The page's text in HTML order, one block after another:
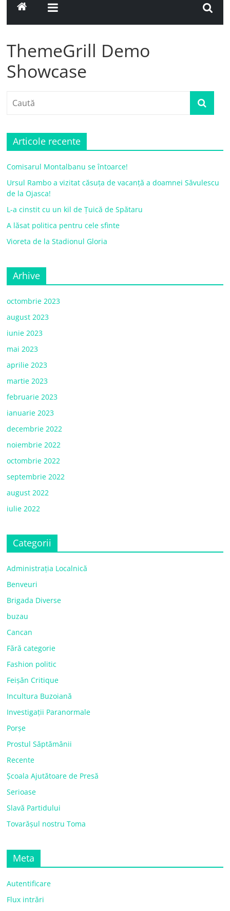
ThemeGrill Demo
Showcase
Articole recente
Comisarul Montalbanu se întoarce!
Ursul Rambo a vizitat căsuța de vacanță a doamnei Săvulescu
de la Ojasca!
L-a cinstit cu un kil de Țuică de Spătaru
A lăsat politica pentru cele sfinte
Vioreta de la Stadionul Gloria
Arhive
octombrie 2023
august 2023
iunie 2023
mai 2023
aprilie 2023
martie 2023
februarie 2023
ianuarie 2023
decembrie 2022
noiembrie 2022
octombrie 2022
septembrie 2022
august 2022
iulie 2022
Categorii
Administrația Localnică
Benveuri
Brigada Diverse
buzau
Cancan
Fără categorie
Fashion politic
Feișăn Critique
Incultura Buzoiană
Investigații Paranormale
Porșe
Prostul Săptămânii
Recente
Școala Ajutătoare de Presă
Serioase
Slavă Partidului
Tovarășul nostru Toma
Meta
Autentificare
Flux intrări